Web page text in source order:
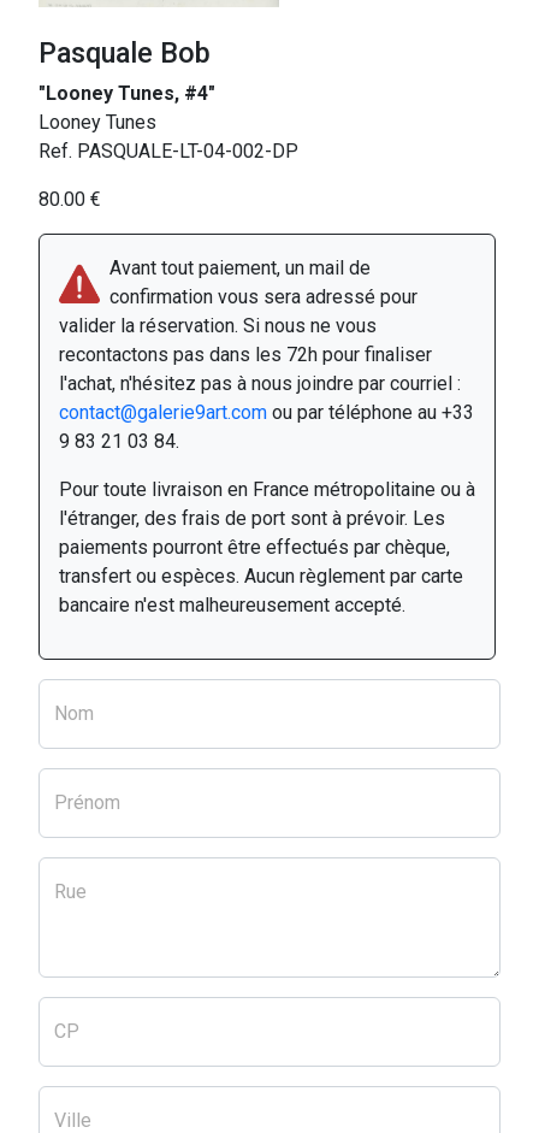
Pasquale Bob
"Looney Tunes, #4"
Looney Tunes
Ref. PASQUALE-LT-04-002-DP
80.00 €
Avant tout paiement, un mail de
confirmation vous sera adressé pour
valider la réservation. Si nous ne vous
recontactons pas dans les 72h pour finaliser
l'achat, n'hésitez pas à nous joindre par courriel :
contact@galerie9art.com ou par téléphone au +33
9 83 21 03 84.
Pour toute livraison en France métropolitaine ou à
l'étranger, des frais de port sont à prévoir. Les
paiements pourront être effectués par chèque,
transfert ou espèces. Aucun règlement par carte
bancaire n'est malheureusement accepté.
Nom
Prénom
Rue
CP
Ville